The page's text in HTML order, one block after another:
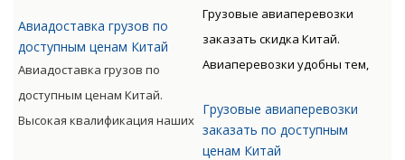
подготовку, позволяет
мастерски обслуживать
перевозки всех видов,
включая опасные категории
Авиадоставка грузов по
доступным ценам Китай
Авиадоставка грузов по
доступным ценам Китай.
Высокая квалификация наших
излишних остановок. Цену
такого вида перевозки
дороже, чем доставка морем
либо машиной. Но стоимость
окупается преимуществами
авиаперевозок.
Грузовые авиаперевозки
заказать скидка Китай.
Авиаперевозки удобны тем,
время клиента. Грузы
доставляются быстро, без
Грузовые авиаперевозки
заказать по доступным
ценам Китай